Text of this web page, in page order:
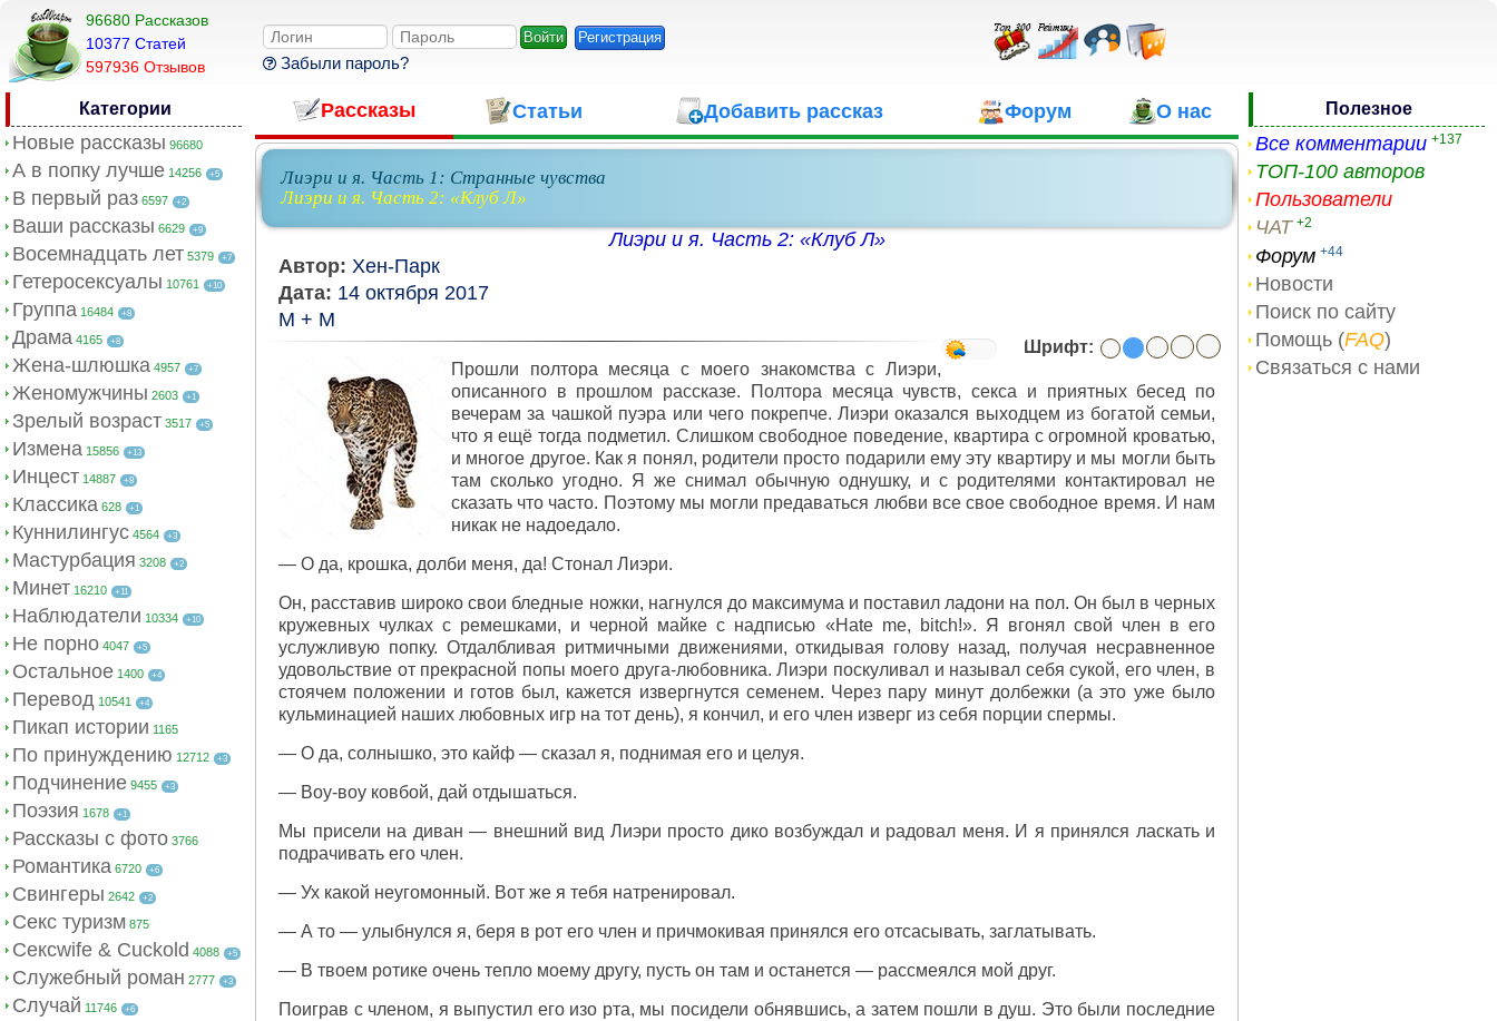
96680 Рассказов
10377 Cтатей
597936 Отзывов
Регистрация
Забыли пароль?
Категории
Новые рассказы 96680
А в попку лучше 14256 +5
В первый раз 6597 +2
Ваши рассказы 6629 +9
Восемнадцать лет 5379 +7
Гетеросексуалы 10761 +10
Группа 16484 +8
Драма 4165 +8
Жена-шлюшка 4957 +7
Женомужчины 2603 +1
Зрелый возраст 3517 +5
Измена 15856 +13
Инцест 14887 +8
Классика 628 +1
Куннилингус 4564 +3
Мастурбация 3208 +2
Минет 16210 +11
Наблюдатели 10334 +10
Не порно 4047 +5
Остальное 1400 +4
Перевод 10541 +4
Пикап истории 1165
По принуждению 12712 +3
Подчинение 9455 +3
Поэзия 1678 +1
Рассказы с фото 3766
Романтика 6720 +6
Свингеры 2642 +2
Секс туризм 875
Сексwife & Cuckold 4088 +5
Служебный роман 2777 +3
Случай 11746 +6
Рассказы Статьи Добавить рассказ Форум О нас
Лиэри и я. Часть 1: Странные чувства
Лиэри и я. Часть 2: «Клуб Л»
Лиэри и я. Часть 2: «Клуб Л»
Автор: Хен-Парк
Дата: 14 октября 2017
М + М
Шрифт:
Прошли полтора месяца с моего знакомства с Лиэри,
описанного в прошлом рассказе. Полтора месяца чувств, секса и приятных бесед по
вечерам за чашкой пуэра или чего покрепче. Лиэри оказался выходцем из богатой семьи,
что я ещё тогда подметил. Слишком свободное поведение, квартира с огромной кроватью,
и многое другое. Как я понял, родители просто подарили ему эту квартиру и мы могли быть
там сколько угодно. Я же снимал обычную однушку, и с родителями контактировал не
сказать что часто. Поэтому мы могли предаваться любви все свое свободное время. И нам
никак не надоедало.
— О да, крошка, долби меня, да! Стонал Лиэри.
Он, расставив широко свои бледные ножки, нагнулся до максимума и поставил ладони на пол. Он был в черных
кружевных чулках с ремешками, и черной майке с надписью «Hаtе mе, bitch!». Я вгонял свой член в его
услужливую попку. Отдалбливая ритмичными движениями, откидывая голову назад, получая несравненное
удовольствие от прекрасной попы моего друга-любовника. Лиэри поскуливал и называл себя сукой, его член, в
стоячем положении и готов был, кажется извергнутся семенем. Через пару минут долбежки (а это уже было
кульминацией наших любовных игр на тот день), я кончил, и его член изверг из себя порции спермы.
— О да, солнышко, это кайф — сказал я, поднимая его и целуя.
— Воу-воу ковбой, дай отдышаться.
Мы присели на диван — внешний вид Лиэри просто дико возбуждал и радовал меня. И я принялся ласкать и
подрачивать его член.
— Ух какой неугомонный. Вот же я тебя натренировал.
— А то — улыбнулся я, беря в рот его член и причмокивая принялся его отсасывать, заглатывать.
— В твоем ротике очень тепло моему другу, пусть он там и останется — рассмеялся мой друг.
Поиграв с членом, я выпустил его изо рта, мы посидели обнявшись, а затем пошли в душ. Это были последние
Полезное
Все комментарии +137
ТОП-100 авторов
Пользователи
ЧАТ +2
Форум +44
Новости
Поиск по сайту
Помощь (FAQ)
Связаться с нами